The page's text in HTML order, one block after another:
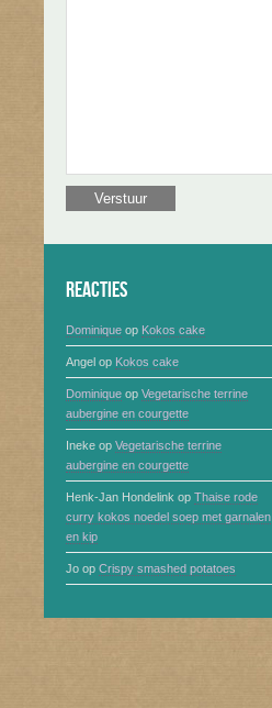
Reacties
Dominique op Kokos cake
Angel op Kokos cake
Dominique op Vegetarische terrine
aubergine en courgette
Ineke op Vegetarische terrine
aubergine en courgette
Henk-Jan Hondelink op Thaise rode
curry kokos noedel soep met garnalen
en kip
Jo op Crispy smashed potatoes